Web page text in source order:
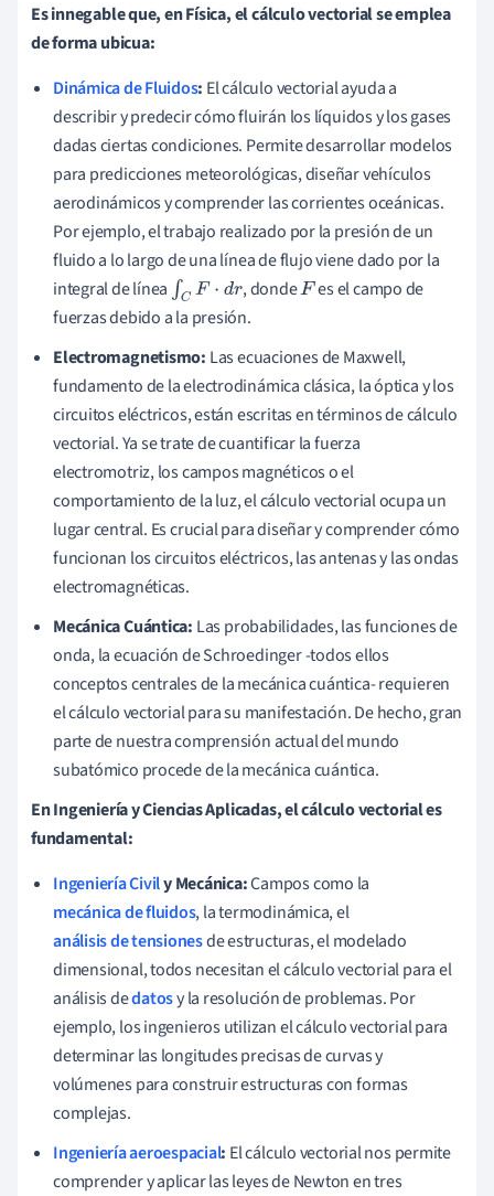
Es innegable que, en Física, el cálculo vectorial se emplea
de forma ubicua:
Dinámica de Fluidos: El cálculo vectorial ayuda a
describir y predecir cómo fluirán los líquidos y los gases
dadas ciertas condiciones. Permite desarrollar modelos
para predicciones meteorológicas, diseñar vehículos
aerodinámicos y comprender las corrientes oceánicas.
Por ejemplo, el trabajo realizado por la presión de un
fluido a lo largo de una línea de flujo viene dado por la
integral de línea ∫CF⋅d r , dondeF es el campo de
fuerzas debido a la presión.
Electromagnetismo: Las ecuaciones de Maxwell,
fundamento de la electrodinámica clásica, la óptica y los
circuitos eléctricos, están escritas en términos de cálculo
vectorial. Ya se trate de cuantificar la fuerza
electromotriz, los campos magnéticos o el
comportamiento de la luz, el cálculo vectorial ocupa un
lugar central. Es crucial para diseñar y comprender cómo
funcionan los circuitos eléctricos, las antenas y las ondas
electromagnéticas.
Mecánica Cuántica: Las probabilidades, las funciones de
onda, la ecuación de Schroedinger -todos ellos
conceptos centrales de la mecánica cuántica- requieren
el cálculo vectorial para su manifestación. De hecho, gran
parte de nuestra comprensión actual del mundo
subatómico procede de la mecánica cuántica.
En Ingeniería y Ciencias Aplicadas, el cálculo vectorial es
fundamental:
Ingeniería Civily Mecánica:Campos como la
mecánica de fluidos, la termodinámica, el
análisis de tensionesde estructuras, el modelado
dimensional, todos necesitan el cálculo vectorial para el
análisis dedatosy la resolución de problemas. Por
ejemplo, los ingenieros utilizan el cálculo vectorial para
determinar las longitudes precisas de curvas y
volúmenes para construir estructuras con formas
complejas.
Ingeniería aeroespacial: El cálculo vectorial nos permite
comprender y aplicar las leyes de Newton en tres